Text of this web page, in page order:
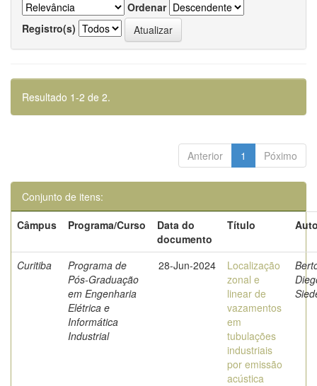
Ordenar
Registro(s)
Resultado 1-2 de 2.
Anterior 1 Póximo
Conjunto de itens:
Câmpus
Programa/Curso
Data do
documento
Título
Curitiba
Programa de
Pós-Graduação
em Engenharia
Elétrica e
Informática
Industrial
28-Jun-2024
Localização
zonal e
linear de
vazamentos
em
tubulações
industriais
por emissão
acústica